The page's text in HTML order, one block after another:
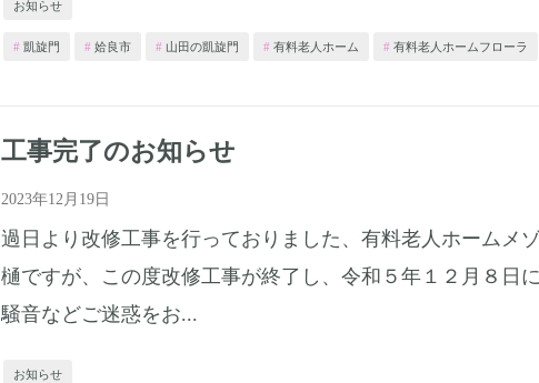
お知らせ
凱旋門 姶良市 山田の凱旋門 有料老人ホーム 有料老人ホームフローラ
工事完了のお知らせ
2023年12月19日
過日より改修工事を行っておりました、有料老人ホームメ
樋ですが、この度改修工事が終了し、令和５年１２月８日
騒音などご迷惑をお...
お知らせ